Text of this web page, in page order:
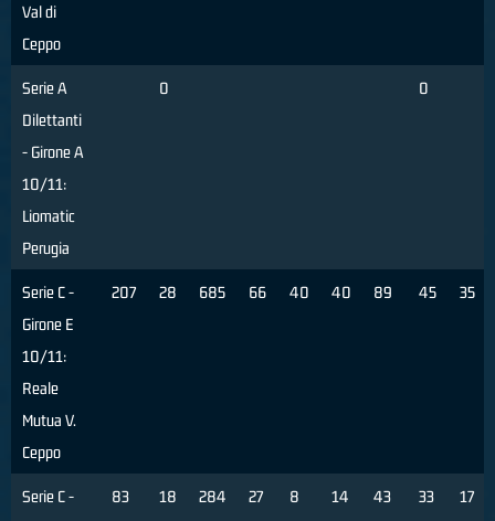
Val di
Ceppo
Serie A
Dilettanti
- Girone A
10/11:
Liomatic
Perugia
0 0
Serie C -
Girone E
10/11:
Reale
Mutua V.
Ceppo
207 28 685 66 40 40 89 45 35
Serie C -
83 18 284 27 8 14 43 33 17